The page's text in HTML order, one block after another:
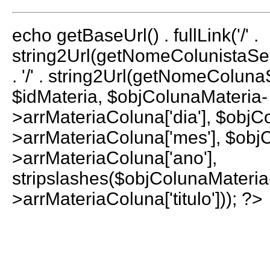
echo getBaseUrl() . fullLink('/' .
. '/' .
$idMateria, $objColunaMateria-
>arrMateriaColuna['dia'],
>arrMateriaColuna['mes'],
>arrMateriaColuna['ano'],
>arrMateriaColuna['titulo'])); ?>